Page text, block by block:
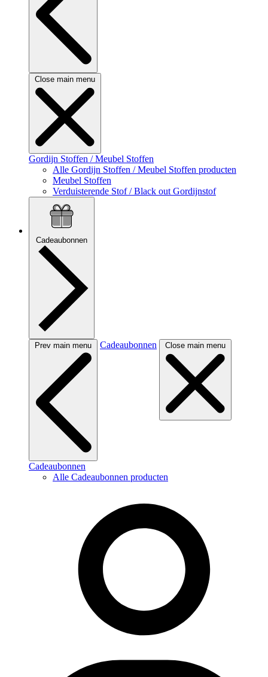
Close main menu
Gordijn Stoffen / Meubel Stoffen
Alle Gordijn Stoffen / Meubel Stoffen producten
Meubel Stoffen
Verduisterende Stof / Black out Gordijnstof
Cadeaubonnen
Prev main menu Cadeaubonnen Close main menu
Cadeaubonnen
Alle Cadeaubonnen producten